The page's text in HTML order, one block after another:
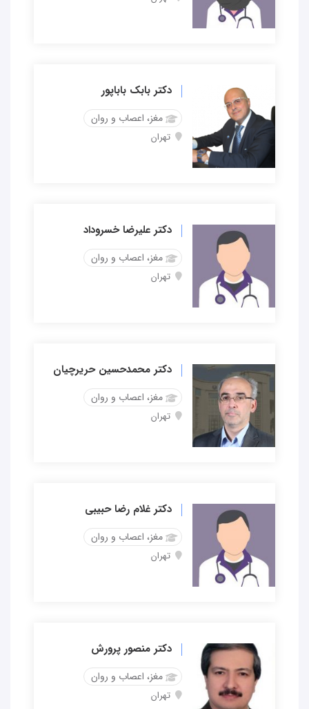
دکتر بابک باباپور
مغز، اعصاب و روان
تهران
دکتر علیرضا خسروداد
مغز، اعصاب و روان
تهران
دکتر محمدحسین حریرچیان
مغز، اعصاب و روان
تهران
دکتر غلام رضا حبیبی
مغز، اعصاب و روان
تهران
دکتر منصور پرورش
مغز، اعصاب و روان
تهران